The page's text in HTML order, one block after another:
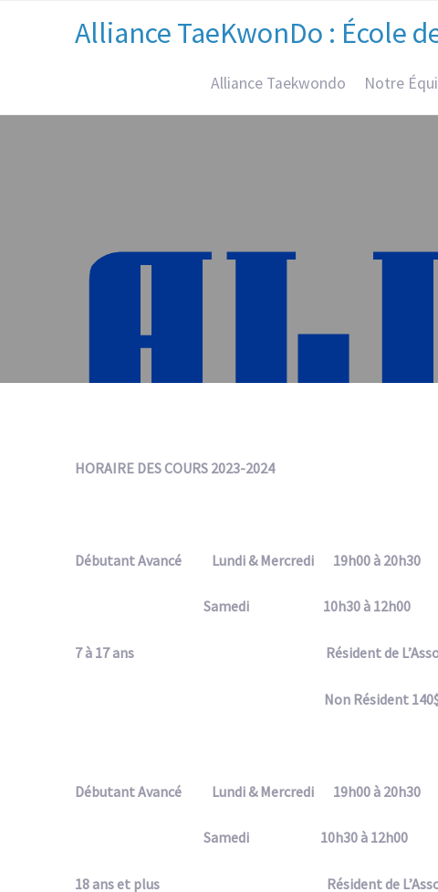
Alliance TaeKwonDo : École
Alliance Taekwondo Notre
HORAIRE DES COURS 2023-2024
Débutant Avancé Lundi & Mercredi 19h00 à 20h30
Samedi 10h30 à 12h00
7 à 17 ans Résident de
Non Résident
Débutant Avancé Lundi & Mercredi 19h00 à 20h30
Samedi 10h30 à 12h00
18 ans et plus Résident de